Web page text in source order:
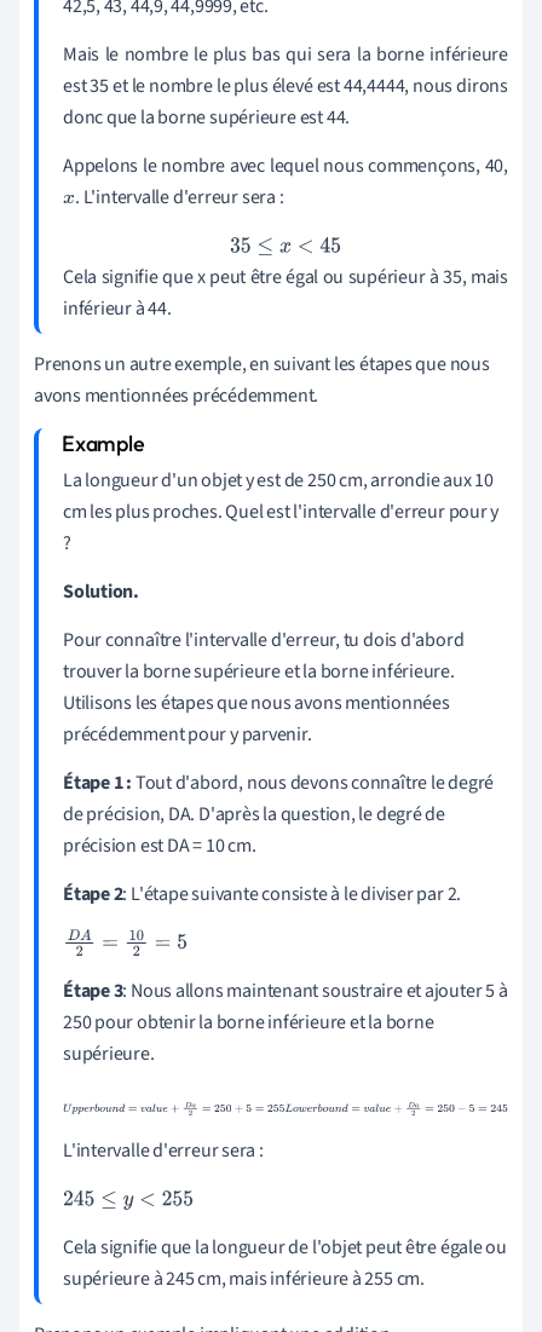
42,5, 43, 44,9, 44,9999, etc.
Mais le nombre le plus bas qui sera la borne inférieure
est 35 et le nombre le plus élevé est 44,4444, nous dirons
donc que la borne supérieure est 44.
Appelons le nombre avec lequel nous commençons, 40,
x. L'intervalle d'erreur sera :
35≤ x< 45
Cela signifie que x peut être égal ou supérieur à 35, mais
inférieur à 44.
Prenons un autre exemple, en suivant les étapes que nous
avons mentionnées précédemment.
La longueur d'un objet y est de 250 cm, arrondie aux 10
cm les plus proches. Quel est l'intervalle d'erreur pour y
?
Solution.
Pour connaître l'intervalle d'erreur, tu dois d'abord
trouver la borne supérieure et la borne inférieure.
Utilisons les étapes que nous avons mentionnées
précédemment pour y parvenir.
Étape 1 :Tout d'abord, nous devons connaître le degré
de précision, DA. D'après la question, le degré de
précision est DA = 10 cm.
Étape 2: L'étape suivante consiste à le diviser par 2.
DA2 =10 2=5
Étape 3: Nous allons maintenant soustraire et ajouter 5 à
250 pour obtenir la borne inférieure et la borne
supérieure.
Upperbound=value+Da2=250+5=255Lowerbound=value
+ D a2 250 =245
L'intervalle d'erreur sera :
245≤ y< 255
Cela signifie que la longueur de l'objet peut être égale ou
supérieure à 245 cm, mais inférieure à 255 cm.